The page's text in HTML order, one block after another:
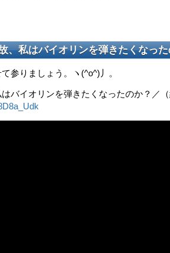
、私はバイオリンを弾きたくなっ
参りましょう。ヽ(^o^)丿。
バイオリンを弾きたくなったのか？／